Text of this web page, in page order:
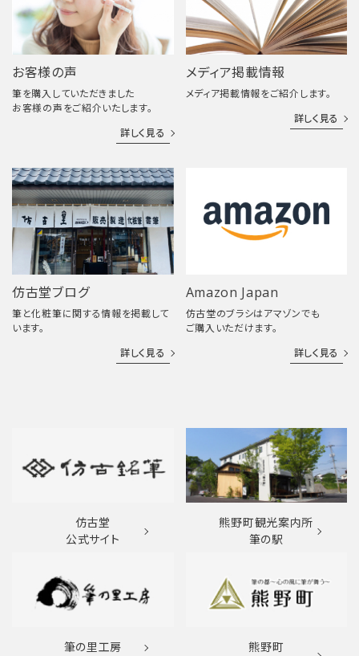
お客様の声
筆を購入していただきました
お客様の声をご紹介いたします。
詳しく見る
メディア掲載情報
メディア掲載情報をご紹介します。
詳しく見る
仿古堂ブログ
筆と化粧筆に関する情報を掲載して
います。
詳しく見る
Amazon Japan
仿古堂のブラシはアマゾンでも
ご購入いただけます。
詳しく見る
仿古堂
公式サイト
熊野町観光案内所
筆の駅
筆の里工房
熊野町